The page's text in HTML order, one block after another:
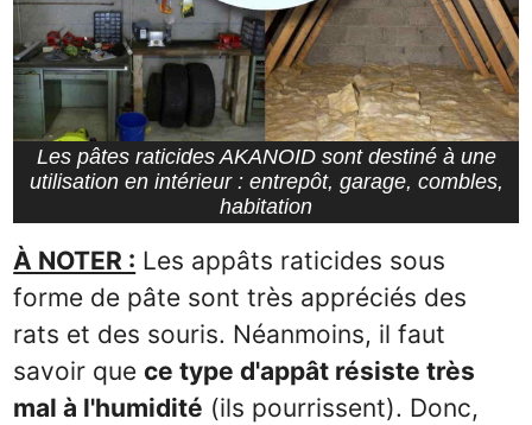
Les pâtes raticides AKANOID sont destiné à une
utilisation en intérieur : entrepôt, garage, combles,
habitation
À NOTER : Les appâts raticides sous
forme de pâte sont très appréciés des
rats et des souris. Néanmoins, il faut
savoir quece type d'appât résiste très
mal à l'humidité (ils pourrissent). Donc,